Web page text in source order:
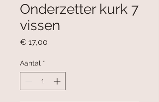
Onderzetter kurk 7
vissen
€ 17,00
Aantal *